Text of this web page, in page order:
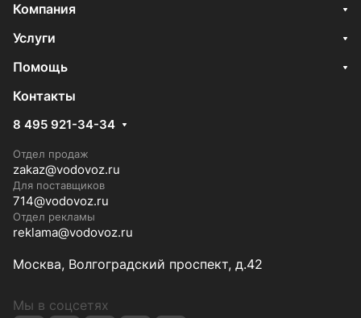
Компания
Услуги
Помощь
Контакты
8 495 921-34-34
Отдел продаж
zakaz@vodovoz.ru
Для поставщиков
714@vodovoz.ru
Отдел рекламы
reklama@vodovoz.ru
Москва, Волгоградский проспект, д.42
Мы в соцсетях